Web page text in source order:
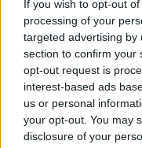
If you wish to opt-out
processing of your
targeted advertising by
section to confirm your
opt-out request is
interest-based ads
us or personal
your opt-out. You may
disclosure of your